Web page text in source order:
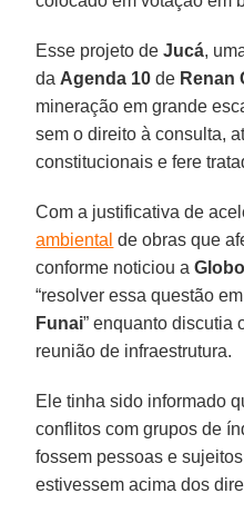
Esse projeto deJucá,
da Agenda 10 de Renan
mineração em grande
sem o direito à consulta,
constitucionais e fere
Com a justificativa de
ambiental de obras que
conforme noticiou a
“resolver essa questão
Funai” enquanto discutia
reunião de infraestrutura.
Ele tinha sido informado
conflitos com grupos de
fossem pessoas e
estivessem acima dos